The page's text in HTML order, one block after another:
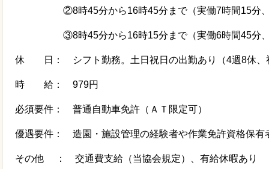
②8時45分から16時45分まで（実働7時間15分
③8時45分から16時15分まで（実働6時間45分
休 日： シフト勤務。土日祝日の出勤あり（4週8休、
時 給： 979円
必須要件： 普通自動車免許（ＡＴ限定可）
優遇要件： 造園・施設管理の経験者や作業免許資格保有
その他 ： 交通費支給（当協会規定）、有給休暇あり